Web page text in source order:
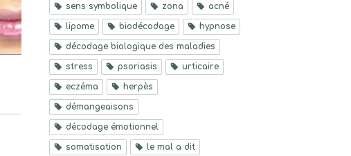
sens symbolique zona acné
lipome biodécodage hypnose
décodage biologique des maladies
stress psoriasis urticaire
eczéma herpès
démangeaisons
décodage émotionnel
somatisation le mal a dit